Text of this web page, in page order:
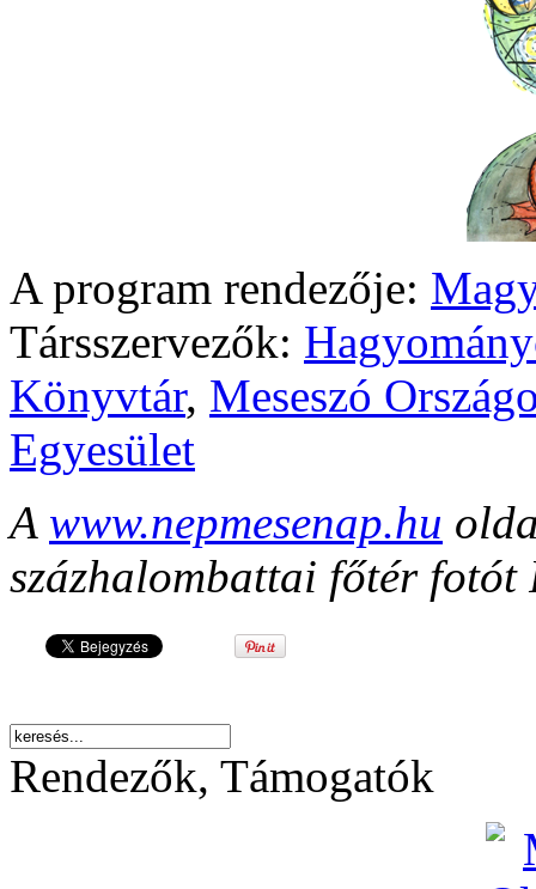
A program rendezője:
Társszervezők:
Könyvtár, Meseszó
Egyesület
A www.nepmesenap.hu
százhalombattai főtér fotót
Rendezők, Támogatók